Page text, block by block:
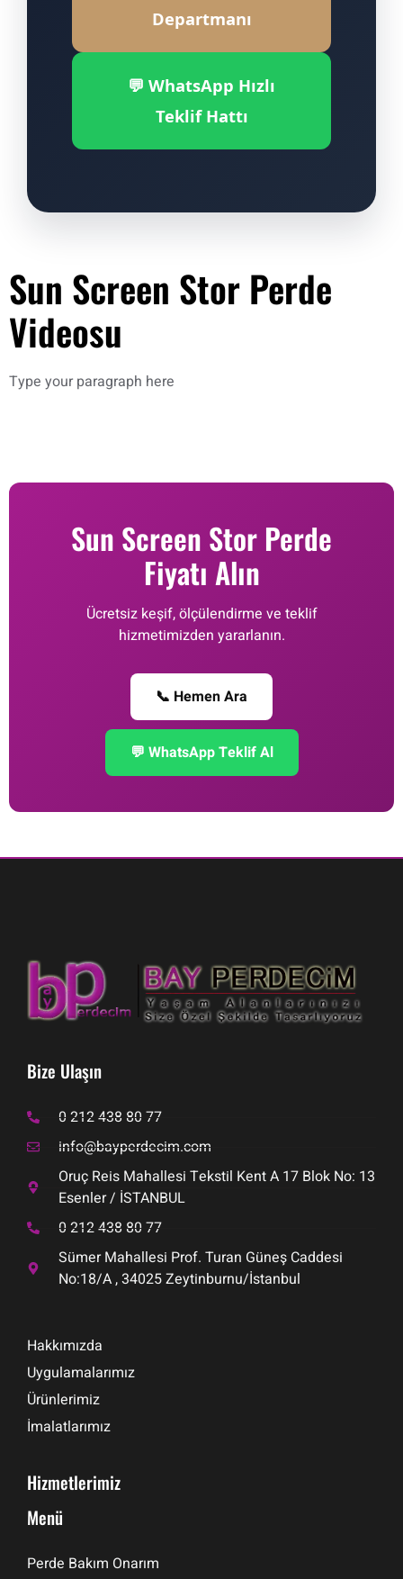
Departmanı
💬 WhatsApp Hızlı
Teklif Hattı
Sun Screen Stor Perde
Videosu
Type your paragraph here
Sun Screen Stor Perde
Fiyatı Alın
Ücretsiz keşif, ölçülendirme ve teklif
hizmetimizden yararlanın.
📞 Hemen Ara
💬 WhatsApp Teklif Al
Bize Ulaşın
0 212 438 80 77
info@bayperdecim.com
Oruç Reis Mahallesi Tekstil Kent A 17 Blok No: 13
Esenler / İSTANBUL
0 212 438 80 77
Sümer Mahallesi Prof. Turan Güneş Caddesi
No:18/A , 34025 Zeytinburnu/İstanbul
Hakkımızda
Uygulamalarımız
Ürünlerimiz
İmalatlarımız
Hizmetlerimiz
Menü
Perde Bakım Onarım